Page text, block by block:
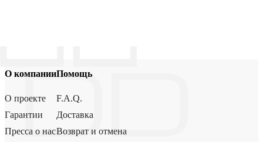
О компании
О проекте
Гарантии
Пресса о нас
Помощь
F.A.Q.
Доставка
Возврат и отмена